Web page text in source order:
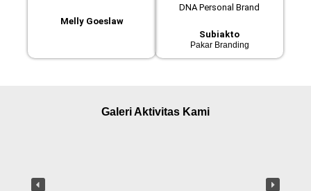
Melly Goeslaw
DNA Personal Brand
Subiakto
Pakar Branding
Galeri Aktivitas Kami